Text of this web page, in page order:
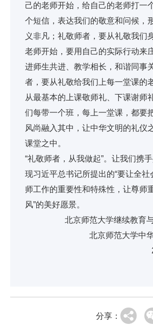
己的老师开始，给自己的老师打一
个短信，表达我们的敬意和问候，
义非凡；礼敬师者，要从礼敬我们
老师开始，要用自己的实际行动来
进师生共进、教学相长，和谐同事
者，要从礼敬给我们上每一堂课的
从最基本的上课敬师礼、下课谢师
们每带一个班，每上一堂课，都要
风尚融入其中，让中华文明的礼仪
课堂之中。
“礼敬师者，从我做起”。让我们携
现习近平总书记所提出的“要让全社
师工作的重要性和特殊性，让尊师
风”的美好愿景。
北京师范大学继续教育
北京师范大学中
分享：